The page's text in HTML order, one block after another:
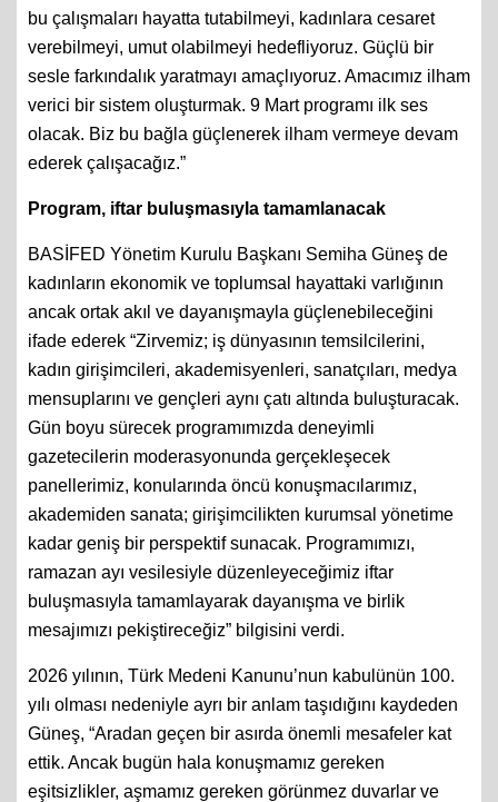
bu çalışmaları hayatta tutabilmeyi, kadınlara cesaret
verebilmeyi, umut olabilmeyi hedefliyoruz. Güçlü bir
sesle farkındalık yaratmayı amaçlıyoruz. Amacımız ilham
verici bir sistem oluşturmak. 9 Mart programı ilk ses
olacak. Biz bu bağla güçlenerek ilham vermeye devam
ederek çalışacağız.”
Program, iftar buluşmasıyla tamamlanacak
BASİFED Yönetim Kurulu Başkanı Semiha Güneş de
kadınların ekonomik ve toplumsal hayattaki varlığının
ancak ortak akıl ve dayanışmayla güçlenebileceğini
ifade ederek “Zirvemiz; iş dünyasının temsilcilerini,
kadın girişimcileri, akademisyenleri, sanatçıları, medya
mensuplarını ve gençleri aynı çatı altında buluşturacak.
Gün boyu sürecek programımızda deneyimli
gazetecilerin moderasyonunda gerçekleşecek
panellerimiz, konularında öncü konuşmacılarımız,
akademiden sanata; girişimcilikten kurumsal yönetime
kadar geniş bir perspektif sunacak. Programımızı,
ramazan ayı vesilesiyle düzenleyeceğimiz iftar
buluşmasıyla tamamlayarak dayanışma ve birlik
mesajımızı pekiştireceğiz” bilgisini verdi.
2026 yılının, Türk Medeni Kanunu’nun kabulünün 100.
yılı olması nedeniyle ayrı bir anlam taşıdığını kaydeden
Güneş, “Aradan geçen bir asırda önemli mesafeler kat
ettik. Ancak bugün hala konuşmamız gereken
eşitsizlikler, aşmamız gereken görünmez duvarlar ve